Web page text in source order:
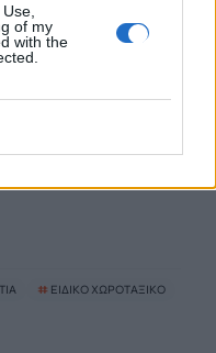
of my
with the
Οι νέοι κανόνες για
υπό πίεση
# ΕΙΔΙΚΟ ΧΩΡΟΤΑΞΙΚΟ